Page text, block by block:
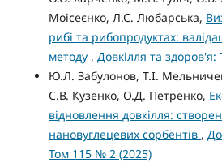
Моісеєнко, Л.С. Любарська,
рибі та рибопродуктах:
методу , Довкілля та
Ю.Л. Забулонов, Т.І.
С.В. Кузенко, О.Д. Петренко,
відновлення довкілля:
нановуглецевих сорбентів ,
Том 115 № 2 (2025)